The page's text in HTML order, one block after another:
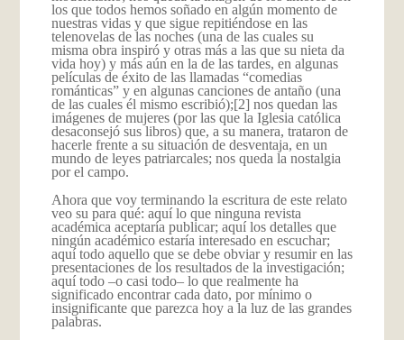
los que todos hemos soñado en algún momento de
nuestras vidas y que sigue repitiéndose en las
telenovelas de las noches (una de las cuales su
misma obra inspiró y otras más a las que su nieta da
vida hoy) y más aún en la de las tardes, en algunas
películas de éxito de las llamadas “comedias
románticas” y en algunas canciones de antaño (una
de las cuales él mismo escribió);[2] nos quedan las
imágenes de mujeres (por las que la Iglesia católica
desaconsejó sus libros) que, a su manera, trataron de
hacerle frente a su situación de desventaja, en un
mundo de leyes patriarcales; nos queda la nostalgia
por el campo.
Ahora que voy terminando la escritura de este relato
veo su para qué: aquí lo que ninguna revista
académica aceptaría publicar; aquí los detalles que
ningún académico estaría interesado en escuchar;
aquí todo aquello que se debe obviar y resumir en las
presentaciones de los resultados de la investigación;
aquí todo –o casi todo– lo que realmente ha
significado encontrar cada dato, por mínimo o
insignificante que parezca hoy a la luz de las grandes
palabras.